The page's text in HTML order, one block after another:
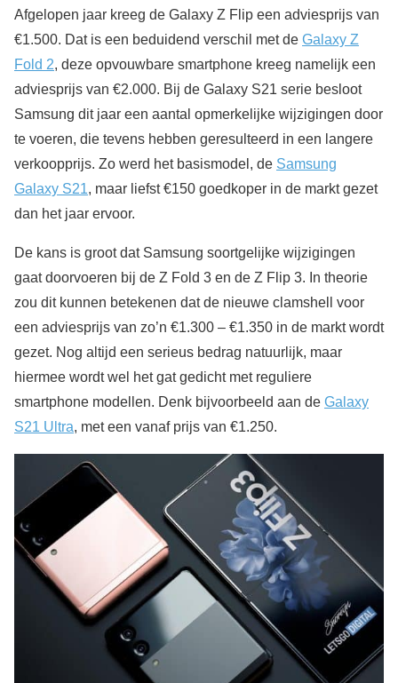
Afgelopen jaar kreeg de Galaxy Z Flip een adviesprijs van
€1.500. Dat is een beduidend verschil met de Galaxy Z
Fold 2, deze opvouwbare smartphone kreeg namelijk een
adviesprijs van €2.000. Bij de Galaxy S21 serie besloot
Samsung dit jaar een aantal opmerkelijke wijzigingen door
te voeren, die tevens hebben geresulteerd in een langere
verkoopprijs. Zo werd het basismodel, de Samsung
Galaxy S21, maar liefst €150 goedkoper in de markt gezet
dan het jaar ervoor.
De kans is groot dat Samsung soortgelijke wijzigingen
gaat doorvoeren bij de Z Fold 3 en de Z Flip 3. In theorie
zou dit kunnen betekenen dat de nieuwe clamshell voor
een adviesprijs van zo’n €1.300 – €1.350 in de markt wordt
gezet. Nog altijd een serieus bedrag natuurlijk, maar
hiermee wordt wel het gat gedicht met reguliere
smartphone modellen. Denk bijvoorbeeld aan de Galaxy
S21 Ultra, met een vanaf prijs van €1.250.